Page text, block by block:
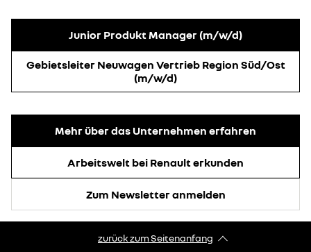
Junior Produkt Manager (m/w/d)
Gebietsleiter Neuwagen Vertrieb Region Süd/Ost
(m/w/d)
Mehr über das Unternehmen erfahren
Arbeitswelt bei Renault erkunden
Zum Newsletter anmelden
zurück zum Seitenanfang